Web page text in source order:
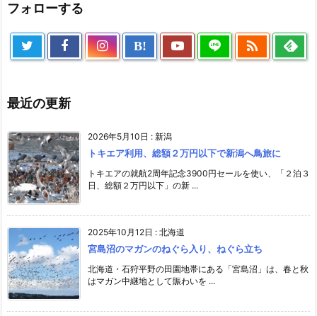
フォローする
B! 
最近の更新
2026年5月10日 : 新潟
トキエア利用、総額２万円以下で新潟へ鳥旅に
トキエアの就航2周年記念3900円セールを使い、「２泊３
日、総額２万円以下」の新 ...
2025年10月12日 : 北海道
宮島沼のマガンのねぐら入り、ねぐら立ち
北海道・石狩平野の田園地帯にある「宮島沼」は、春と秋
はマガン中継地として賑わいを ...